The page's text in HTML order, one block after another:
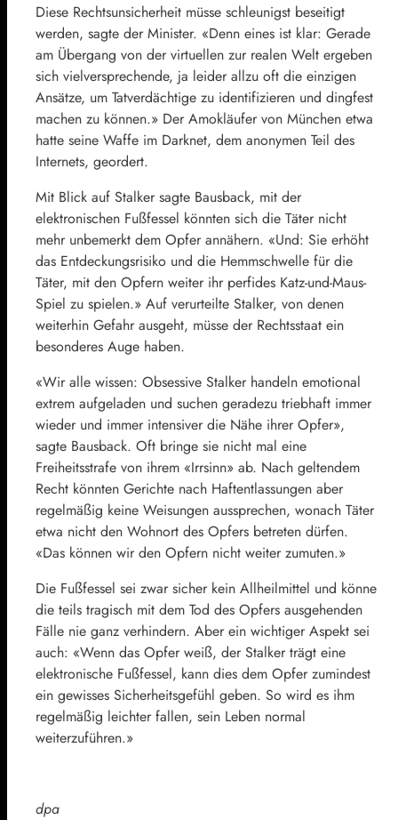
Diese Rechtsunsicherheit müsse schleunigst beseitigt
werden, sagte der Minister. «Denn eines ist klar: Gerade
am Übergang von der virtuellen zur realen Welt ergeben
sich vielversprechende, ja leider allzu oft die einzigen
Ansätze, um Tatverdächtige zu identifizieren und dingfest
machen zu können.» Der Amokläufer von München etwa
hatte seine Waffe im Darknet, dem anonymen Teil des
Internets, geordert.
Mit Blick auf Stalker sagte Bausback, mit der
elektronischen Fußfessel könnten sich die Täter nicht
mehr unbemerkt dem Opfer annähern. «Und: Sie erhöht
das Entdeckungsrisiko und die Hemmschwelle für die
Täter, mit den Opfern weiter ihr perfides Katz-und-Maus-
Spiel zu spielen.» Auf verurteilte Stalker, von denen
weiterhin Gefahr ausgeht, müsse der Rechtsstaat ein
besonderes Auge haben.
«Wir alle wissen: Obsessive Stalker handeln emotional
extrem aufgeladen und suchen geradezu triebhaft immer
wieder und immer intensiver die Nähe ihrer Opfer»,
sagte Bausback. Oft bringe sie nicht mal eine
Freiheitsstrafe von ihrem «Irrsinn» ab. Nach geltendem
Recht könnten Gerichte nach Haftentlassungen aber
regelmäßig keine Weisungen aussprechen, wonach Täter
etwa nicht den Wohnort des Opfers betreten dürfen.
«Das können wir den Opfern nicht weiter zumuten.»
Die Fußfessel sei zwar sicher kein Allheilmittel und könne
die teils tragisch mit dem Tod des Opfers ausgehenden
Fälle nie ganz verhindern. Aber ein wichtiger Aspekt sei
auch: «Wenn das Opfer weiß, der Stalker trägt eine
elektronische Fußfessel, kann dies dem Opfer zumindest
ein gewisses Sicherheitsgefühl geben. So wird es ihm
regelmäßig leichter fallen, sein Leben normal
weiterzuführen.»
dpa